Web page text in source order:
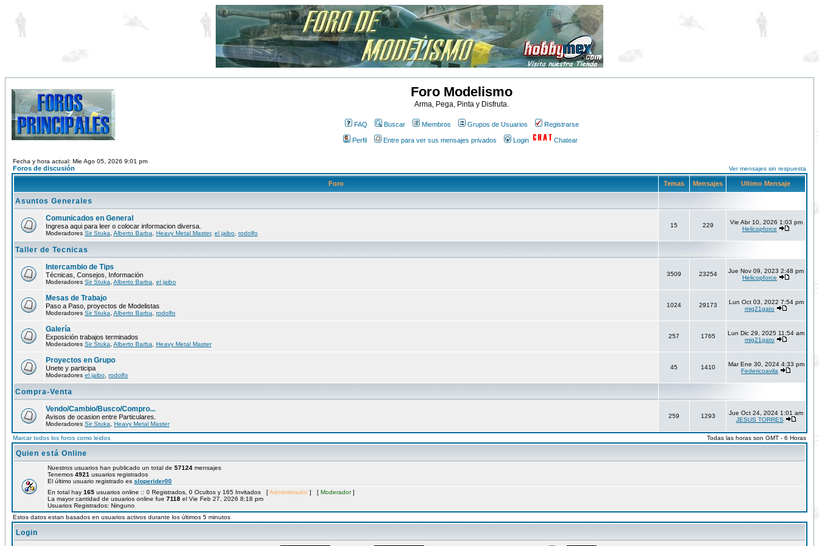
Foro Modelismo
Arma, Pega, Pinta y Disfruta.
FAQ Buscar Miembros Grupos de Usuarios Registrarse
Perfil Entre para ver sus mensajes privados Login Chatear
Fecha y hora actual: Mie Ago 05, 2026 9:01 pm
Foros de discusión Ver mensajes sin respuesta
Foro Temas Mensajes Ultimo Mensaje
Asuntos Generales
Comunicados en General
Ingresa aqui para leer o colocar informacion diversa.
Moderadores Sir Stuka Alberto Barba Heavy Metal Master, el jaibo rodolfo
15 229
Vie Abr 10, 2026 1:03 pm
Helicopforce
Taller de Tecnicas
Intercambio de Tips
Técnicas, Consejos, Información
Moderadores Sir Stuka Alberto Barba el jaibo
3509 23254
Jue Nov 09, 2023 2:48 pm
Helicopforce
Mesas de Trabajo
Paso a Paso, proyectos de Modelistas
Moderadores Sir Stuka Alberto Barba rodolfo
1024 29173
Lun Oct 03, 2022 7:54 pm
mig21gato
Galería
Exposición trabajos terminados
Moderadores Sir Stuka Alberto Barba Heavy Metal Master
257 1765
Lun Dic 29, 2025 11:54 am
mig21gato
Proyectos en Grupo
Unete y participa
Moderadores el jaibo rodolfo
45 1410
Mar Ene 30, 2024 4:33 pm
Federicoavila
Compra-Venta
Vendo/Cambio/Busco/Compro...
Avisos de ocasion entre Particulares.
Moderadores Sir Stuka Heavy Metal Master
259 1293
Jue Oct 24, 2024 1:01 am
JESUS TORRES
Marcar todos los foros como leidos Todas las horas son GMT - 6 Horas
Quien está Online
Nuestros usuarios han publicado un total de 57124 mensajes
Tenemos 4921 usuarios registrados
El último usuario registrado es sloperider00
En total hay 165 usuarios online :: 0 Registrados, 0 Ocultos y 165 Invitados [Administrador ] [ Moderador]
La mayor cantidad de usuarios online fue 7118 el Vie Feb 27, 2026 8:18 pm
Usuarios Registrados: Ninguno
Estos datos estan basados en usuarios activos durante los últimos 5 minutos
Login